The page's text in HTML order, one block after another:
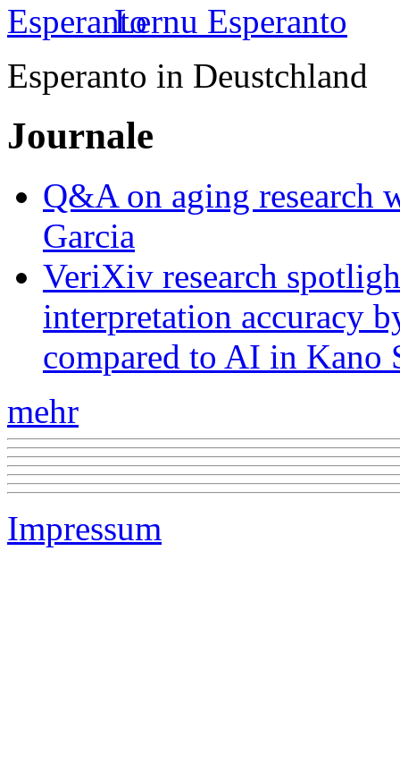
Lernu Esperanto
Esperanto in Deustchland
Journale
Q&A on aging research
Garcia
VeriXiv research
interpretation accuracy
compared to AI in Kano
mehr
Impressum